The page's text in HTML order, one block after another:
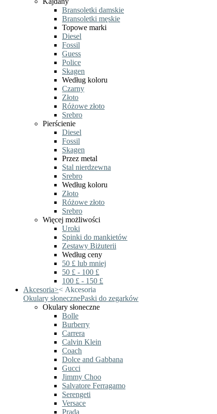
Bransoletki damskie
Bransoletki męskie
Topowe marki
Diesel
Fossil
Guess
Police
Skagen
Według koloru
Czarny
Złoto
Różowe złoto
Srebro
Pierścienie
Diesel
Fossil
Skagen
Przez metal
Stal nierdzewna
Srebro
Według koloru
Złoto
Różowe złoto
Srebro
Więcej możliwości
Uroki
Spinki do mankietów
Zestawy Biżuterii
Według ceny
50 £ lub mniej
50 £ - 100 £
100 £ - 150 £
Akcesoria>< Akcesoria
Okulary słonecznePaski do zegarków
Okulary słoneczne
Bolle
Burberry
Carrera
Calvin Klein
Coach
Dolce and Gabbana
Gucci
Jimmy Choo
Salvatore Ferragamo
Serengeti
Versace
Prada